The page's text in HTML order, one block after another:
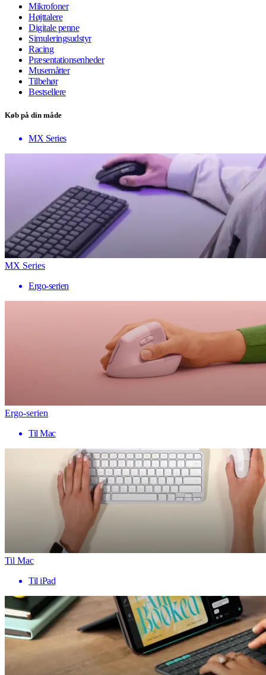
Mikrofoner
Højttalere
Digitale penne
Simuleringsudstyr
Racing
Præsentationsenheder
Musemåtter
Tilbehør
Bestsellere
Køb på din måde
MX Series
MX Series
Ergo-serien
Ergo-serien
Til Mac
Til Mac
Til iPad